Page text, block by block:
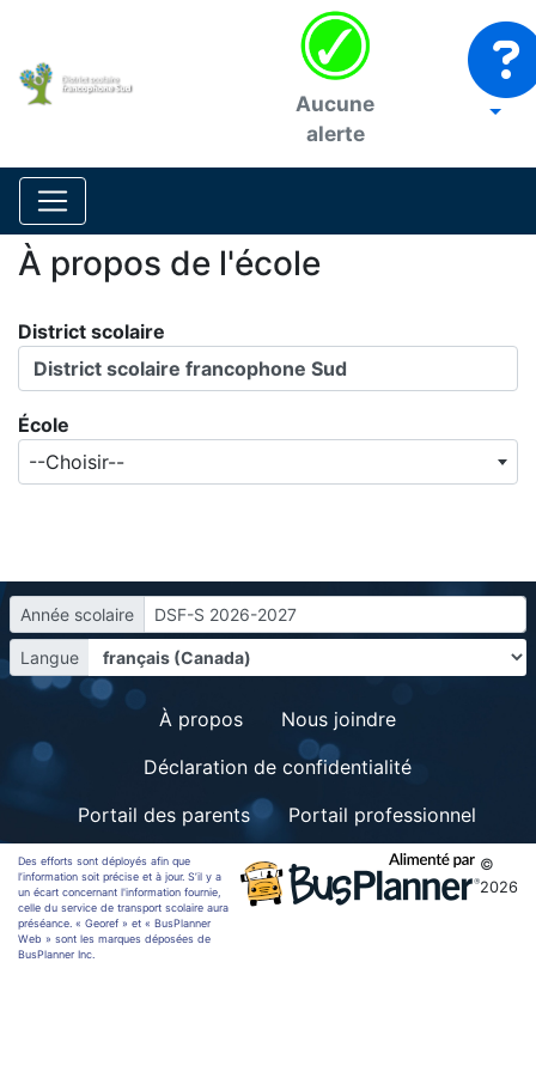
Aucune
alerte
À propos de l'école
District scolaire
District scolaire francophone Sud
École
--Choisir--
Année scolaire DSF-S 2026-2027
Langue
À propos
Nous joindre
Déclaration de confidentialité
Portail des parents
Portail professionnel
Des efforts sont déployés afin que
l’information soit précise et à jour. S’il y a
un écart concernant l'information fournie,
celle du service de transport scolaire aura
préséance. « Georef » et « BusPlanner
Web » sont les marques déposées de
BusPlanner Inc.
©
2026